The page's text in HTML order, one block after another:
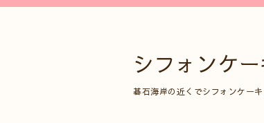
シフォンケ
碁石海岸の近くでシフォンケー